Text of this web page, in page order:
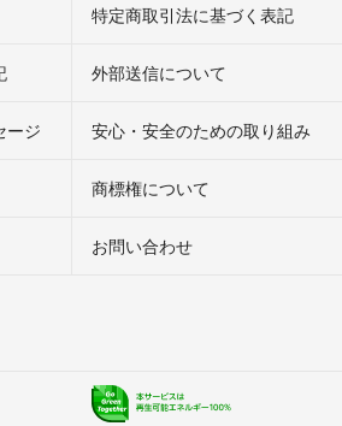
特定商取引法に基づく表記
外部送信について
ージ 安心・安全のための取り組み
商標権について
お問い合わせ